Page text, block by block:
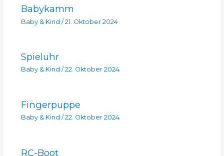
Babykamm
Baby & Kind /21. Oktober 2024
Spieluhr
Baby & Kind / 22. Oktober 2024
Fingerpuppe
Baby & Kind / 22. Oktober 2024
RC-Boot